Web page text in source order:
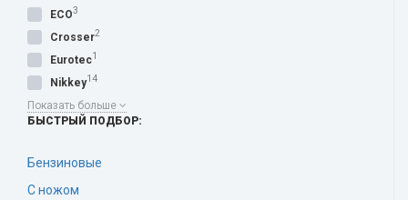
ECO3
Crosser2
Eurotec1
Nikkey14
Показать больше
БЫСТРЫЙ ПОДБОР:
Бензиновые
С ножом